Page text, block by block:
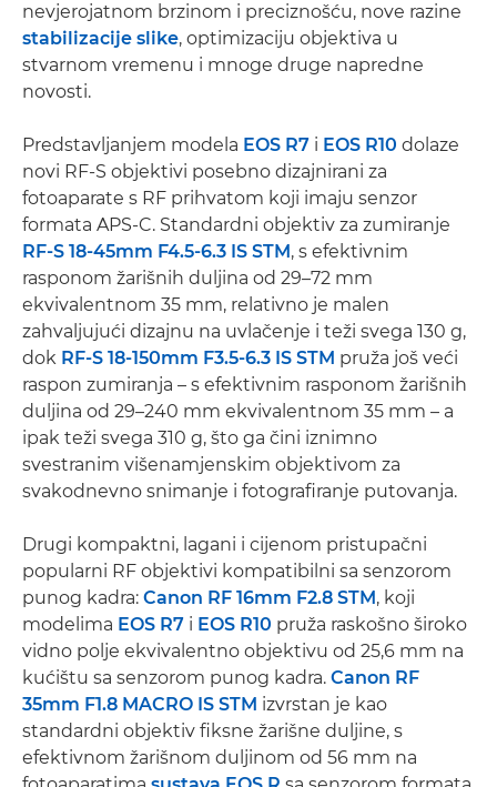
nevjerojatnom brzinom i preciznošću, nove razine
stabilizacije slike, optimizaciju objektiva u
stvarnom vremenu i mnoge druge napredne
novosti.
Predstavljanjem modela EOS R7 i EOS R10 dolaze
novi RF-S objektivi posebno dizajnirani za
fotoaparate s RF prihvatom koji imaju senzor
formata APS-C. Standardni objektiv za zumiranje
RF-S 18-45mm F4.5-6.3 IS STM, s efektivnim
rasponom žarišnih duljina od 29–72 mm
ekvivalentnom 35 mm, relativno je malen
zahvaljujući dizajnu na uvlačenje i teži svega 130 g,
dok RF-S 18-150mm F3.5-6.3 IS STM pruža još veći
raspon zumiranja – s efektivnim rasponom žarišnih
duljina od 29–240 mm ekvivalentnom 35 mm – a
ipak teži svega 310 g, što ga čini iznimno
svestranim višenamjenskim objektivom za
svakodnevno snimanje i fotografiranje putovanja.
Drugi kompaktni, lagani i cijenom pristupačni
popularni RF objektivi kompatibilni sa senzorom
punog kadra: Canon RF 16mm F2.8 STM, koji
modelima EOS R7 i EOS R10 pruža raskošno široko
vidno polje ekvivalentno objektivu od 25,6 mm na
kućištu sa senzorom punog kadra. Canon RF
35mm F1.8 MACRO IS STM izvrstan je kao
standardni objektiv fiksne žarišne duljine, s
efektivnom žarišnom duljinom od 56 mm na